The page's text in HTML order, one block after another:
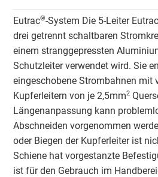
Eutrac®-System Die 5-Leiter Eutrac
drei getrennt schaltbaren
einem stranggepressten
Schutzleiter verwendet wird. Sie
eingeschobene Strombahnen mit
Kupferleitern von je 2,5mm2
Längenanpassung kann
Abschneiden vorgenommen
oder Biegen der Kupferleiter ist
Schiene hat vorgestanzte
ist für den Gebrauch im